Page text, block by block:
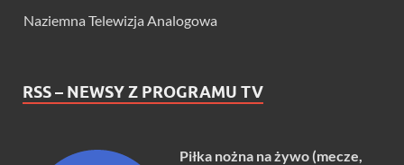
Naziemna Telewizja Analogowa
RSS – NEWSY Z PROGRAMU TV
Piłka nożna na żywo (mecze,